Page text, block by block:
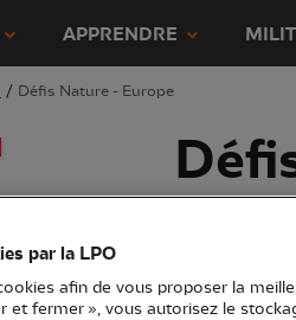
APPRENDRE
/ Défis Nature - Europe
Jeu de cartes
par la LPO
afin de vous proposer la
et fermer », vous autorisez le